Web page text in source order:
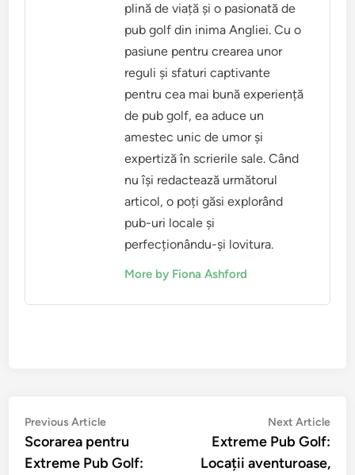
plină de viață și o pasionată de
pub golf din inima Angliei. Cu o
pasiune pentru crearea unor
reguli și sfaturi captivante
pentru cea mai bună experiență
de pub golf, ea aduce un
amestec unic de umor și
expertiză în scrierile sale. Când
nu își redactează următorul
articol, o poți găsi explorând
pub-uri locale și
perfecționându-și lovitura.
More by Fiona Ashford
Post
navigation
Previous ArticlePrevious
article:
Scorarea pentru
Extreme Pub Golf:
Next Article
Extreme Pub Golf:
Locații aventuroase,